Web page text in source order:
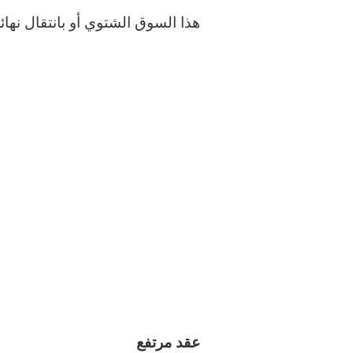
هذا السوق الشتوي أو بانتقال
عقد مرتفع